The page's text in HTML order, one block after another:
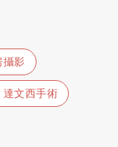
影
達文西手術